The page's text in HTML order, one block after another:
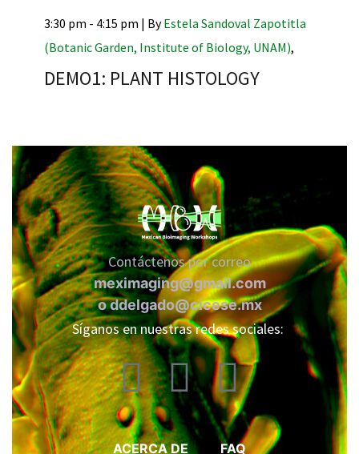
3:30 pm - 4:15 pm | ByEstela Sandoval Zapotitla
(Botanic Garden, Institute of Biology, UNAM),
DEMO1: PLANT HISTOLOGY
Contáctenos por correo
meximaging@gmail.com
oddelgado@cicese.mx
Síganos en nuestras redes sociales:
ACERCA DE FAQ